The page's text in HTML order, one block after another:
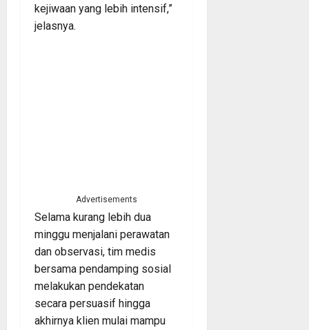
kejiwaan yang lebih intensif,”
jelasnya.
Advertisements
Selama kurang lebih dua
minggu menjalani perawatan
dan observasi, tim medis
bersama pendamping sosial
melakukan pendekatan
secara persuasif hingga
akhirnya klien mulai mampu